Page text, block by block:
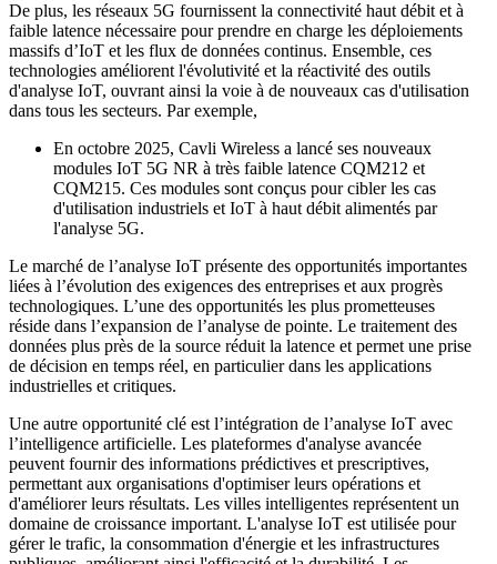
De plus, les réseaux 5G fournissent la connectivité haut débit et à
faible latence nécessaire pour prendre en charge les déploiements
massifs d’IoT et les flux de données continus. Ensemble, ces
technologies améliorent l'évolutivité et la réactivité des outils
d'analyse IoT, ouvrant ainsi la voie à de nouveaux cas d'utilisation
dans tous les secteurs. Par exemple,
En octobre 2025, Cavli Wireless a lancé ses nouveaux
modules IoT 5G NR à très faible latence CQM212 et
CQM215. Ces modules sont conçus pour cibler les cas
d'utilisation industriels et IoT à haut débit alimentés par
l'analyse 5G.
Le marché de l’analyse IoT présente des opportunités importantes
liées à l’évolution des exigences des entreprises et aux progrès
technologiques. L’une des opportunités les plus prometteuses
réside dans l’expansion de l’analyse de pointe. Le traitement des
données plus près de la source réduit la latence et permet une prise
de décision en temps réel, en particulier dans les applications
industrielles et critiques.
Une autre opportunité clé est l’intégration de l’analyse IoT avec
l’intelligence artificielle. Les plateformes d'analyse avancée
peuvent fournir des informations prédictives et prescriptives,
permettant aux organisations d'optimiser leurs opérations et
d'améliorer leurs résultats. Les villes intelligentes représentent un
domaine de croissance important. L'analyse IoT est utilisée pour
gérer le trafic, la consommation d'énergie et les infrastructures